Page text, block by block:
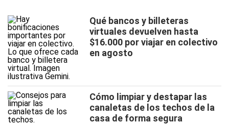
Qué bancos y billeteras
virtuales devuelven hasta
$16.000 por viajar en colectivo
en agosto
Cómo limpiar y destapar las
canaletas de los techos de la
casa de forma segura